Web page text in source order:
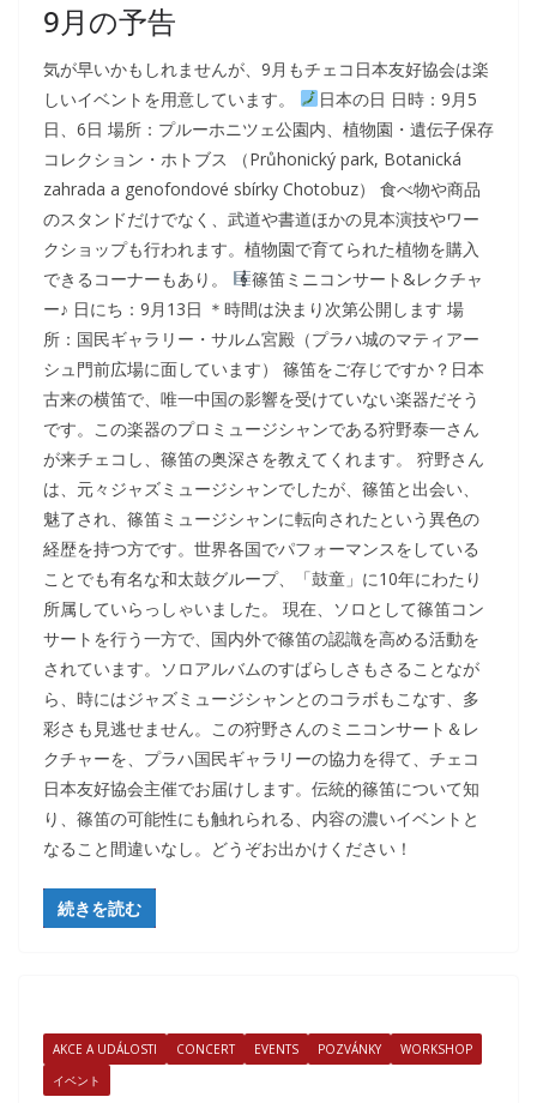
9月の予告
気が早いかもしれませんが、9月もチェコ日本友好協会は楽
しいイベントを用意しています。
日本の日 日時：9月5
日、6日 場所：プルーホニツェ公園内、植物園・遺伝子保存
コレクション・ホトブス （Průhonický park, Botanická
zahrada a genofondové sbírky Chotobuz） 食べ物や商品
のスタンドだけでなく、武道や書道ほかの見本演技やワー
クショップも行われます。植物園で育てられた植物を購入
できるコーナーもあり。
篠笛ミニコンサート&レクチャ
ー♪ 日にち：9月13日 ＊時間は決まり次第公開します 場
所：国民ギャラリー・サルム宮殿（プラハ城のマティアー
シュ門前広場に面しています） 篠笛をご存じですか？日本
古来の横笛で、唯一中国の影響を受けていない楽器だそう
です。この楽器のプロミュージシャンである狩野泰一さん
が来チェコし、篠笛の奥深さを教えてくれます。 狩野さん
は、元々ジャズミュージシャンでしたが、篠笛と出会い、
魅了され、篠笛ミュージシャンに転向されたという異色の
経歴を持つ方です。世界各国でパフォーマンスをしている
ことでも有名な和太鼓グループ、「鼓童」に10年にわたり
所属していらっしゃいました。 現在、ソロとして篠笛コン
サートを行う一方で、国内外で篠笛の認識を高める活動を
されています。ソロアルバムのすばらしさもさることなが
ら、時にはジャズミュージシャンとのコラボもこなす、多
彩さも見逃せません。この狩野さんのミニコンサート＆レ
クチャーを、プラハ国民ギャラリーの協力を得て、チェコ
日本友好協会主催でお届けします。伝統的篠笛について知
り、篠笛の可能性にも触れられる、内容の濃いイベントと
なること間違いなし。どうぞお出かけください！
続きを読む
AKCE A UDÁLOSTI CONCERT EVENTS POZVÁNKY
WORKSHOP
イベント